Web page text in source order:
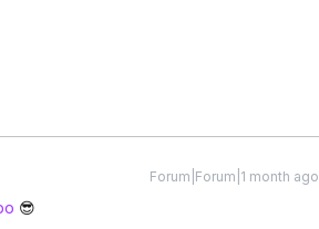
Forum|Forum|1 month ago
😎